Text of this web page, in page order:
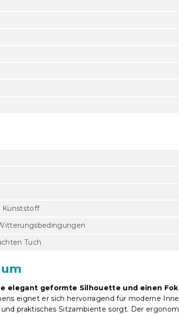
Kunststoff
Tuch
elegant geformte Silhouette und einen
eignet er sich hervorragend für moderne
praktisches Sitzambiente sorgt. Der